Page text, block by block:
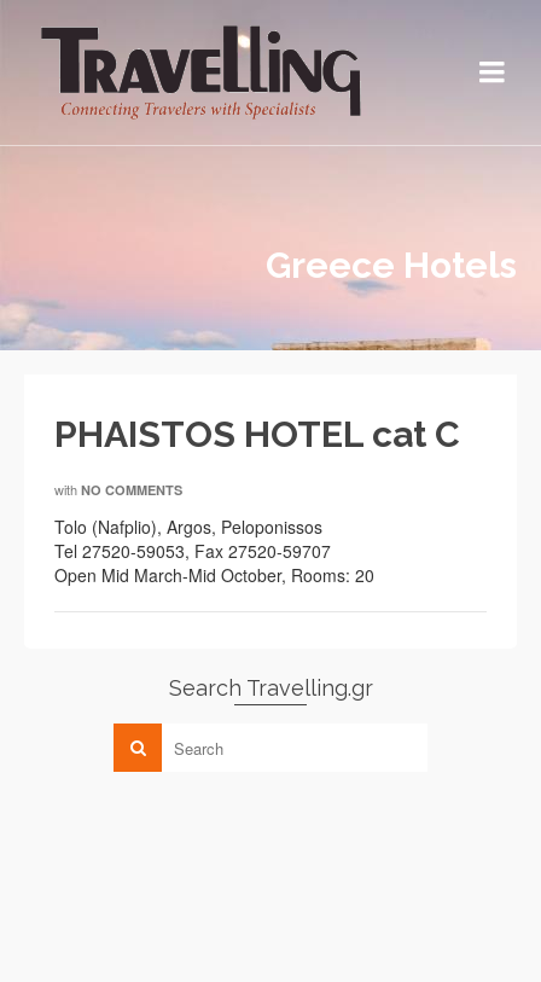
Greece Hotels
PHAISTOS HOTEL cat C
with NO COMMENTS
Tolo (Nafplio), Argos, Peloponissos
Tel 27520-59053, Fax 27520-59707
Open Mid March-Mid October, Rooms: 20
Search Travelling.gr